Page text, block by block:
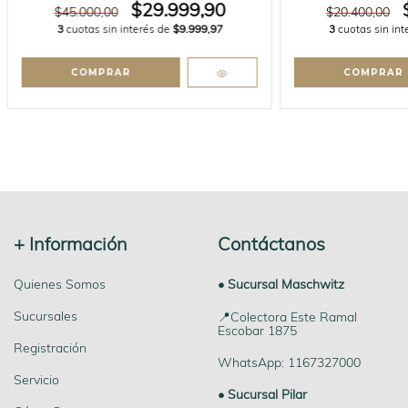
$45.000,00 $29.999,90
3 cuotas sin interés de $9.999,97
$20.400,00
3 cuotas sin
+ Información
Quienes Somos
Sucursales
Registración
Servicio
Contáctanos
• Sucursal Maschwitz
📍Colectora Este Ramal
Escobar 1875
WhatsApp: 1167327000
• Sucursal Pilar